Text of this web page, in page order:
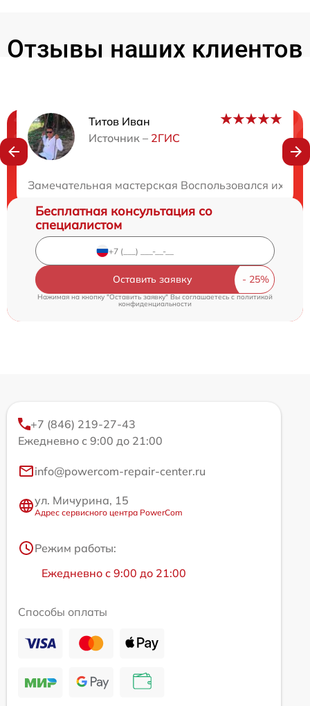
Отзывы наших клиентов
Титов Иван
Источник – 2ГИС
Замечательная мастерская Воспользовался их
Нужна консультация?
Бесплатная консультация со
специалистом
Оставить заявку
Нажимая на кнопку "Оставить заявку" Вы соглашаетесь cполитикой
конфиденциальности
+7 (846) 219-27-43
Ежедневно с 9:00 до 21:00
info@powercom-repair-center.ru
ул. Мичурина, 15
Адрес сервисного центра PowerCom
Режим работы:
Ежедневно с 9:00 до 21:00
Способы оплаты